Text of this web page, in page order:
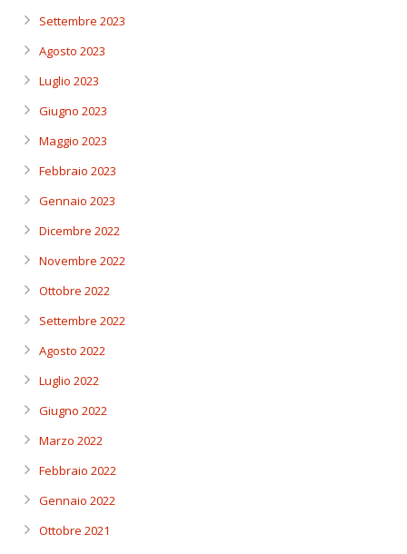
Settembre 2023
Agosto 2023
Luglio 2023
Giugno 2023
Maggio 2023
Febbraio 2023
Gennaio 2023
Dicembre 2022
Novembre 2022
Ottobre 2022
Settembre 2022
Agosto 2022
Luglio 2022
Giugno 2022
Marzo 2022
Febbraio 2022
Gennaio 2022
Ottobre 2021